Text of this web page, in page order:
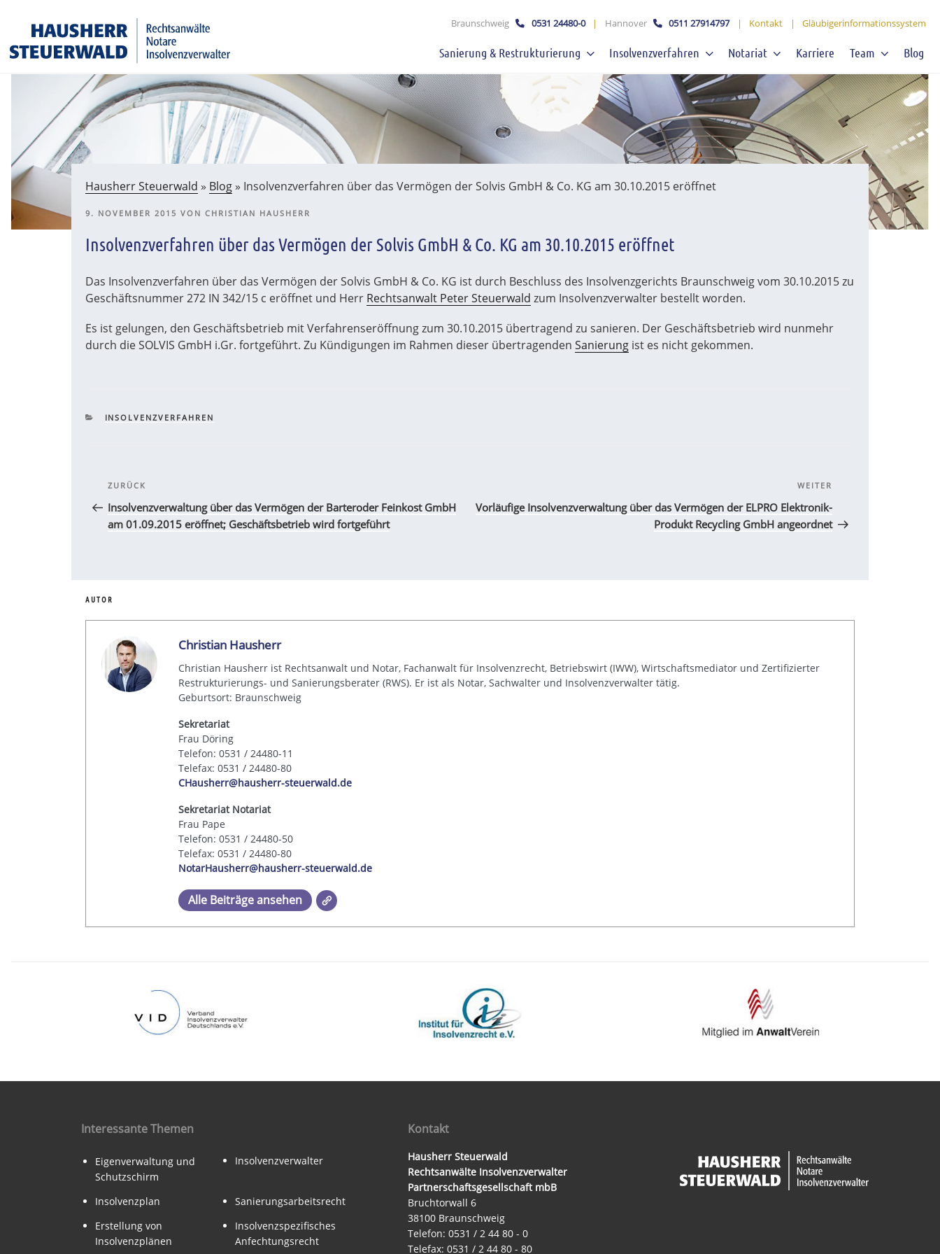
springen
Braunschweig 0531 24480-0 | Hannover 0511 27914797 | Kontakt | Gläubigerinformationssystem
Sanierung & Restrukturierung Insolvenzverfahren Notariat Karriere Team Blog
Hausherr Steuerwald » Blog » Insolvenzverfahren über das Vermögen der Solvis GmbH & Co. KG am 30.10.2015 eröffnet
VERÖFFENTLICHT
9. NOVEMBER 2015 VON CHRISTIAN HAUSHERR
Insolvenzverfahren über das Vermögen der Solvis GmbH & Co. KG am 30.10.2015 eröffnet
Das Insolvenzverfahren über das Vermögen der Solvis GmbH & Co. KG ist durch Beschluss des Insolvenzgerichts Braunschweig vom 30.10.2015 zu
Geschäftsnummer 272 IN 342/15 c eröffnet und Herr Rechtsanwalt Peter Steuerwald zum Insolvenzverwalter bestellt worden.
Es ist gelungen, den Geschäftsbetrieb mit Verfahrenseröffnung zum 30.10.2015 übertragend zu sanieren. Der Geschäftsbetrieb wird nunmehr
durch die SOLVIS GmbH i.Gr. fortgeführt. Zu Kündigungen im Rahmen dieser übertragenden Sanierung ist es nicht gekommen.
KATEGORIEN
INSOLVENZVERFAHREN
Beitragsnavigation
Vorheriger
Beitrag
ZURÜCK
Insolvenzverwaltung über das Vermögen der Barteroder Feinkost GmbH
am 01.09.2015 eröffnet; Geschäftsbetrieb wird fortgeführt
Beitrag
WEITER
Vorläufige Insolvenzverwaltung über das Vermögen der ELPRO Elektronik-
Produkt Recycling GmbH angeordnet
AUTOR
Christian Hausherr
Christian Hausherr ist Rechtsanwalt und Notar, Fachanwalt für Insolvenzrecht, Betriebswirt (IWW), Wirtschaftsmediator und Zertifizierter
Restrukturierungs- und Sanierungsberater (RWS). Er ist als Notar, Sachwalter und Insolvenzverwalter tätig.
Geburtsort: Braunschweig
Sekretariat
Frau Döring
Telefon: 0531 / 24480-11
Telefax: 0531 / 24480-80
CHausherr@hausherr-steuerwald.de
Sekretariat Notariat
Frau Pape
Telefon: 0531 / 24480-50
Telefax: 0531 / 24480-80
NotarHausherr@hausherr-steuerwald.de
Alle Beiträge ansehen
Interessante Themen
Eigenverwaltung und
Schutzschirm
Insolvenzverwalter
Insolvenzplan
Sanierungsarbeitsrecht
Erstellung von
Insolvenzplänen
Insolvenzspezifisches
Anfechtungsrecht
Kontakt
Hausherr Steuerwald
Rechtsanwälte Insolvenzverwalter
Partnerschaftsgesellschaft mbB
Bruchtorwall 6
38100 Braunschweig
Telefon: 0531 / 2 44 80 - 0
Telefax: 0531 / 2 44 80 - 80